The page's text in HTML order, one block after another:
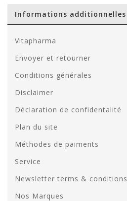
Informations additionnelles
Vitapharma
Envoyer et retourner
Conditions générales
Disclaimer
Déclaration de confidentalité
Plan du site
Méthodes de paiments
Service
Newsletter terms & conditions
Nos Marques